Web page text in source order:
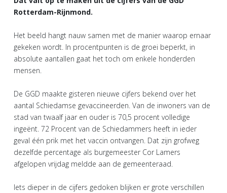
Rotterdam-Rijnmond.
Het beeld hangt nauw samen met de manier waarop ernaar
gekeken wordt. In procentpunten is de groei beperkt, in
absolute aantallen gaat het toch om enkele honderden
mensen.
De GGD maakte gisteren nieuwe cijfers bekend over het
aantal Schiedamse gevaccineerden. Van de inwoners van de
stad van twaalf jaar en ouder is 70,5 procent volledige
ingeënt. 72 Procent van de Schiedammers heeft in ieder
geval één prik met het vaccin ontvangen. Dat zijn grofweg
dezelfde percentage als burgemeester Cor Lamers
afgelopen vrijdag meldde aan de gemeenteraad.
Iets dieper in de cijfers gedoken blijken er grote verschillen